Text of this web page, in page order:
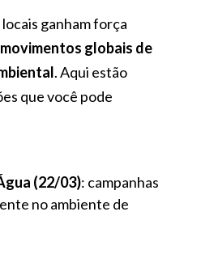
ganham força
movimentos globais de
. Aqui estão
que você pode
(22/03): campanhas
no ambiente de